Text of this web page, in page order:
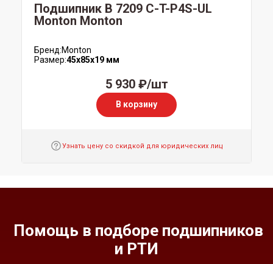
Подшипник B 7209 C-T-P4S-UL
Monton Monton
Бренд:Monton
Размер:45x85x19 мм
5 930 ₽/шт
В корзину
Узнать цену со скидкой для юридических лиц
Помощь в подборе подшипников
и РТИ